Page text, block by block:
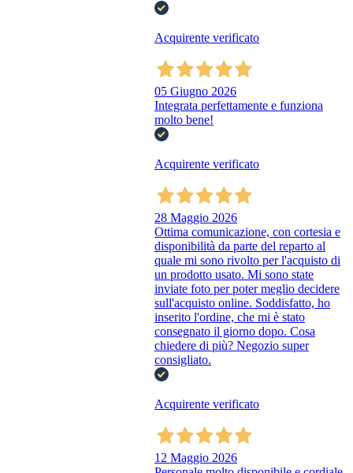
Acquirente verificato
05 Giugno 2026
Integrata perfettamente e funziona
molto bene!
Acquirente verificato
28 Maggio 2026
Ottima comunicazione, con cortesia e
disponibilità da parte del reparto al
quale mi sono rivolto per l'acquisto di
un prodotto usato. Mi sono state
inviate foto per poter meglio decidere
sull'acquisto online. Soddisfatto, ho
inserito l'ordine, che mi è stato
consegnato il giorno dopo. Cosa
chiedere di più? Negozio super
consigliato.
Acquirente verificato
12 Maggio 2026